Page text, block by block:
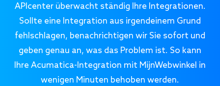
APIcenter überwacht ständig Ihre Integrationen.
Sollte eine Integration aus irgendeinem Grund
fehlschlagen, benachrichtigen wir Sie sofort und
geben genau an, was das Problem ist. So kann
Ihre Acumatica-Integration mit MijnWebwinkel in
wenigen Minuten behoben werden.